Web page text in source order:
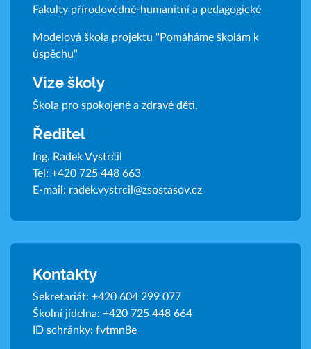
Fakulty přírodovědně-humanitní a pedagogické
Modelová škola projektu "Pomáháme školám k
úspěchu"
Vize školy
Škola pro spokojené a zdravé děti.
Ředitel
Ing. Radek Vystrčil
Tel: +420 725 448 663
E-mail: radek.vystrcil@zsostasov.cz
Kontakty
Sekretariát: +420 604 299 077
Školní jídelna: +420 725 448 664
ID schránky: fvtmn8e